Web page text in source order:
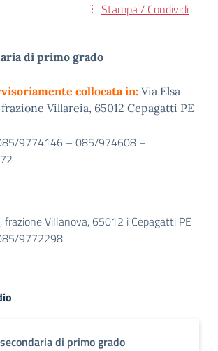
Stampa / Condividi
di primo grado
collocata in: Via Elsa
Villareia, 65012 Cepagatti PE
9774146 – 085/974608 –
frazione Villanova, 65012 i Cepagatti PE
9772298
di primo grado